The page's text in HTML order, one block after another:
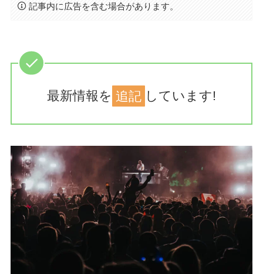
記事内に広告を含む場合があります。
最新情報を 追記 しています!